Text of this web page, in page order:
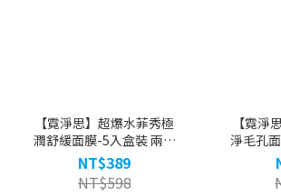
【霓淨思】超爆水菲秀極
潤舒緩面膜-5入盒裝 兩件
組(共10片)
NT$389
NT$598
【霓淨
淨毛孔